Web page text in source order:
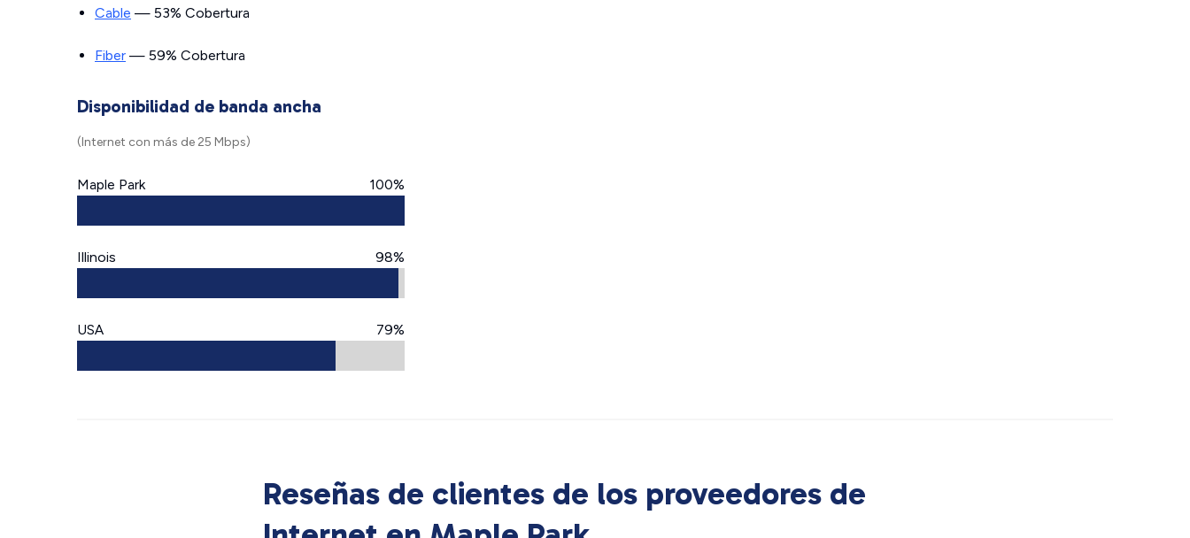
Cable — 53% Cobertura
Fiber — 59% Cobertura
Disponibilidad de banda ancha
(Internet con más de 25 Mbps)
Maple Park 100%
Illinois 98%
USA 79%
Reseñas de clientes de los proveedores de